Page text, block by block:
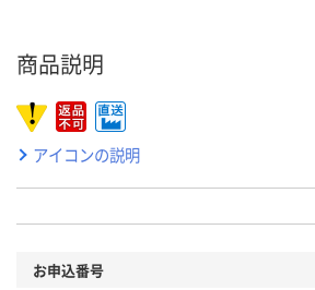
商品説明
アイコンの説明
お申込番号